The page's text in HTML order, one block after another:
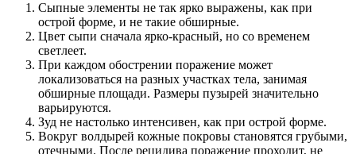
Сыпные элементы не так ярко выражены, как при
острой форме, и не такие обширные.
Цвет сыпи сначала ярко-красный, но со временем
светлеет.
При каждом обострении поражение может
локализоваться на разных участках тела, занимая
обширные площади. Размеры пузырей значительно
варьируются.
Зуд не настолько интенсивен, как при острой форме.
Вокруг волдырей кожные покровы становятся грубыми,
отечными. После рецидива поражение проходит, не